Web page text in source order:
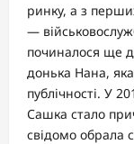
ринку, а з
—
починалося ще
донька Нана,
публічності. У
Сашка стало
свідомо обрала